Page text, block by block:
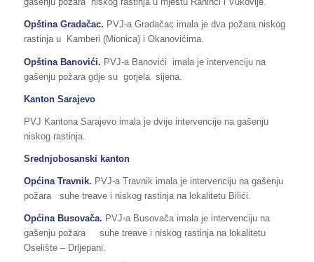
Opština Gradačac. PVJ-a Gradačac imala je dva požara niskog
rastinja u Kamberi (Mionica) i Okanovićima.
Opština Banovići. PVJ-a Banovići imala je intervenciju na
gašenju požara gdje su gorjela sijena.
Kanton Sarajevo
PVJ Kantona Sarajevo imala je dvije intervencije na gašenju
niskog rastinja.
Srednjobosanski kanton
Općina Travnik. PVJ-a Travnik imala je intervenciju na gašenju
požara suhe treave i niskog rastinja na lokalitetu Bilići.
Općina Busovača. PVJ-a Busovača imala je intervenciju na
gašenju požara suhe treave i niskog rastinja na lokalitetu
Oselište – Drljepani.